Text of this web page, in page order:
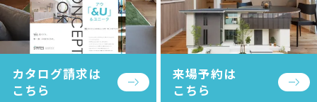
カタログ請求は
こちら
来場予約は
こちら